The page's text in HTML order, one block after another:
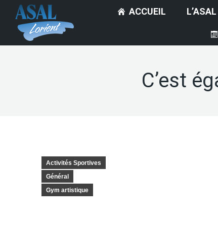
ACCUEIL L’ASAL
C’est
Activités Sportives
Général
Gym artistique